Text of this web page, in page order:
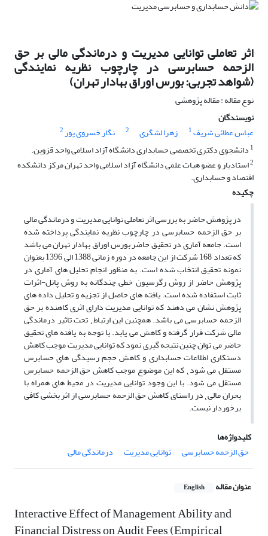
اثر تعاملی توانایی مدیریت و درماندگی مالی بر حق
الزحمه حسابرسی در چارچوب نظریه نمایندگی
(شواهد تجربی: بورس اوراق بهادار تهران)
نوع مقاله : مقاله پژوهشی
نویسندگان
عباس عطائی شریف1 زهرا لشگری 2 نگار خسروی پور2
1 دانشجوی دکتری تخصصی حسابداری دانشگاه آزاد اسلامی واحد قزوین.
2استادیار و عضو هیات علمی دانشگاه آزاد اسلامی واحد تهران مرکز دانشکده
اقتصاد و حسابداری.
چکیده
در پژوهش حاضر به بررسی اثر تعاملی توانایی مدیریت و درماندگی مالی
بر حق الزحمه حسابرسی در چارچوب نظریه نمایندگی پرداخته شده
است. جامعه آماری در تحقیق حاضر بورس اوراق بهادار تهران می باشد
که تعداد 168 شرکت از این جامعه در دوره زمانی 1388 الی 1396 بعنوان
نمونه تحقیق انتخاب شده است. به منظور انجام تحلیل های آماری در
پژوهش حاضر از روش رگرسیون خطی چندگانه به روش پانل-اثرات
ثابت استفاده شده است. یافته های حاصل از تجزیه و تحلیل داده های
پژوهش نشان می دهند که توانایی مدیریت دارای اثری کاهنده بر حق
الزحمه حسابرسی می باشد. همچنین این ارتباط˛ تحت تاثیر درماندگی
مالی شرکت قرار گرفته و کاهش می یابد. با توجه به یافته های تحقیق
حاضر می توان چنین نتیجه گیری نمود که توانایی مدیریت موجب کاهش
دستکاری اطلاعات حسابداری و کاهش حجم رسیدگی های حسابرس
مستقل می شود˛ که این موضوع موجب کاهش حق الزحمه حسابرس
مستقل می شود. با این وجود توانایی مدیریت در محیط های همراه با
بحران مالی˛ در راستای کاهش حق الزحمه حسابرسی از اثر بخشی کافی
برخوردار نیست.
کلیدواژه‌ها
حق الزحمه حسابرسی
توانایی مدیریت درماندگی مالی
عنوان مقاله English
Interactive Effect of Management Ability and
Financial Distress on Audit Fees (Empirical